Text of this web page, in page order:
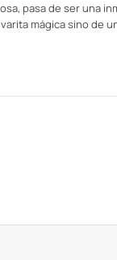
pasa de ser una
mágica sino de